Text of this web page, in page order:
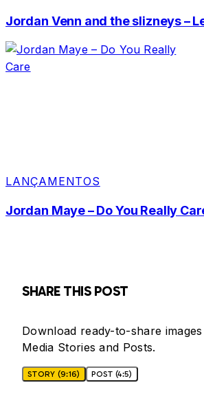
Jordan Venn and the slizneys –
LANÇAMENTOS
Jordan Maye – Do You Really
SHARE THIS POST
Download ready-to-share
Media Stories and Posts.
STORY (9:16) POST (4:5)